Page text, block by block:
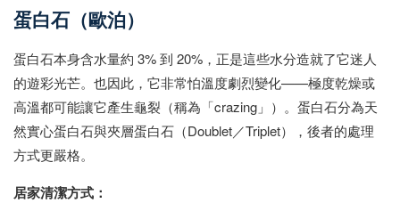
蛋白石（歐泊）
蛋白石本身含水量約 3% 到 20%，正是這些水分造就了它迷人
的遊彩光芒。也因此，它非常怕溫度劇烈變化——極度乾燥或
高溫都可能讓它產生龜裂（稱為「crazing」）。蛋白石分為天
然實心蛋白石與夾層蛋白石（Doublet／Triplet），後者的處理
方式更嚴格。
居家清潔方式：